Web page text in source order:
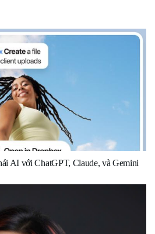
AI với ChatGPT, Claude, và Gemini